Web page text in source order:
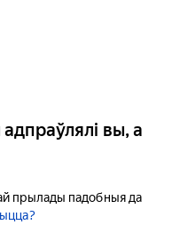
вы, а
прылады падобныя да